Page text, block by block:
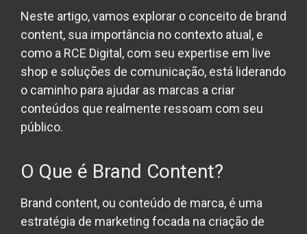
Neste artigo, vamos explorar o conceito de brand
content, sua importância no contexto atual, e
como a RCE Digital, com seu expertise em live
shop e soluções de comunicação, está liderando
o caminho para ajudar as marcas a criar
conteúdos que realmente ressoam com seu
público.
O Que é Brand Content?
Brand content, ou conteúdo de marca, é uma
estratégia de marketing focada na criação de